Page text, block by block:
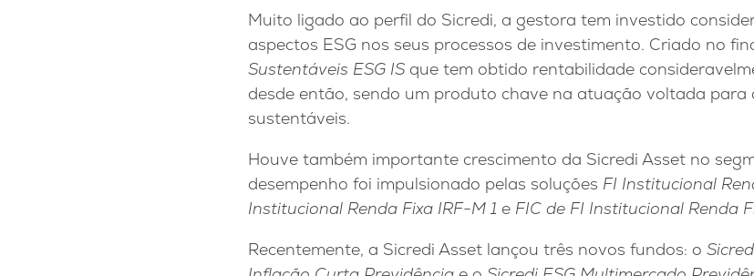
Muito ligado ao perfil do Sicredi, a gestora tem investido
aspectos ESG nos seus processos de investimento. Criado no
Sustentáveis ESG IS que tem obtido rentabilidade
desde então, sendo um produto chave na atuação voltada para
sustentáveis.
Houve também importante crescimento da Sicredi Asset no
desempenho foi impulsionado pelas soluções FI Institucional
Institucional Renda Fixa IRF-M 1 e FIC de FI Institucional Renda
Recentemente, a Sicredi Asset lançou três novos fundos: o